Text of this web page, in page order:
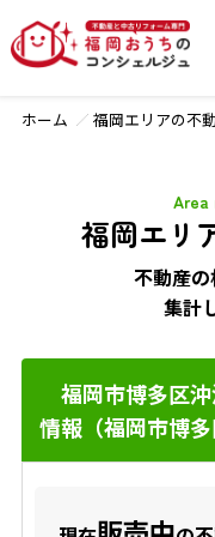
ホーム 福岡エリアの不
福岡エリ
不動産
集計
福岡市博多区
情報（福岡市博多